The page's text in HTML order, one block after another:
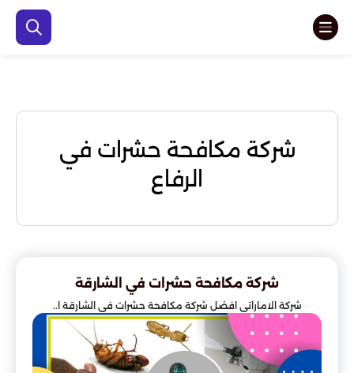
شركة مكافحة حشرات في
الرفاع
شركة مكافحة حشرات في الشارقة
شركة الاماراتي افضل شركة مكافحة حشرات في الشارقة ا..